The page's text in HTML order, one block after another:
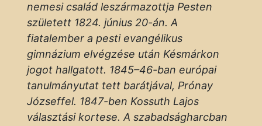
nemesi család leszármazottja Pesten
született 1824. június 20-án. A
fiatalember a pesti evangélikus
gimnázium elvégzése után Késmárkon
jogot hallgatott. 1845–46-ban európai
tanulmányutat tett barátjával, Prónay
Józseffel. 1847-ben Kossuth Lajos
választási kortese. A szabadságharcban